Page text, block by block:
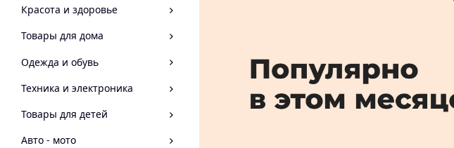
Красота и здоровье
Товары для дома
Одежда и обувь
Техника и электроника
Товары для детей
Авто - мото